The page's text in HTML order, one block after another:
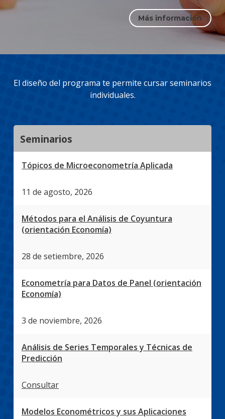
Más información
El diseño del programa te permite cursar seminarios
individuales.
Seminarios
Tópicos de Microeconometría Aplicada
11 de agosto, 2026
Métodos para el Análisis de Coyuntura
(orientación Economía)
28 de setiembre, 2026
Econometría para Datos de Panel (orientación
Economía)
3 de noviembre, 2026
Análisis de Series Temporales y Técnicas de
Predicción
Consultar
Modelos Econométricos y sus Aplicaciones